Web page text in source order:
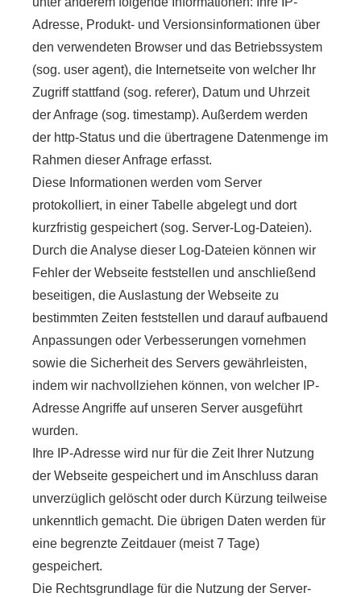
Adresse, Produkt- und Versionsinformationen über
den verwendeten Browser und das Betriebssystem
(sog. user agent), die Internetseite von welcher Ihr
Zugriff stattfand (sog. referer), Datum und Uhrzeit
der Anfrage (sog. timestamp). Außerdem werden
der http-Status und die übertragene Datenmenge im
Rahmen dieser Anfrage erfasst.
Diese Informationen werden vom Server
protokolliert, in einer Tabelle abgelegt und dort
kurzfristig gespeichert (sog. Server-Log-Dateien).
Durch die Analyse dieser Log-Dateien können wir
Fehler der Webseite feststellen und anschließend
beseitigen, die Auslastung der Webseite zu
bestimmten Zeiten feststellen und darauf aufbauend
Anpassungen oder Verbesserungen vornehmen
sowie die Sicherheit des Servers gewährleisten,
indem wir nachvollziehen können, von welcher IP-
Adresse Angriffe auf unseren Server ausgeführt
wurden.
Ihre IP-Adresse wird nur für die Zeit Ihrer Nutzung
der Webseite gespeichert und im Anschluss daran
unverzüglich gelöscht oder durch Kürzung teilweise
unkenntlich gemacht. Die übrigen Daten werden für
eine begrenzte Zeitdauer (meist 7 Tage)
gespeichert.
Die Rechtsgrundlage für die Nutzung der Server-